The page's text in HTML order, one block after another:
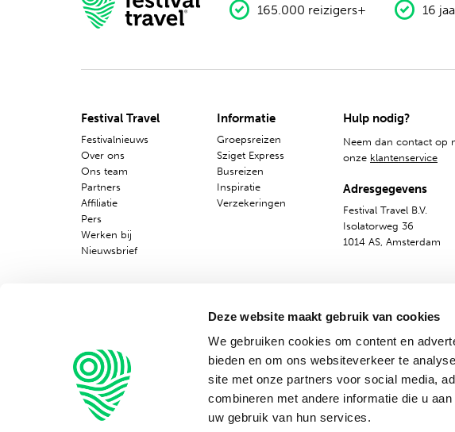
Deze website maakt gebruik van cookies
We gebruiken cookies om content en
bieden en om ons websiteverkeer te
site met onze partners voor social media,
combineren met andere informatie die u
uw gebruik van hun services.
Contact
Engels
165.000 reizigers+ 16
Festival Travel
Festivalnieuws
Over ons
Ons team
Partners
Affiliatie
Pers
Werken bij
Nieuwsbrief
Informatie
Groepsreizen
Sziget Express
Busreizen
Inspiratie
Verzekeringen
Hulp nodig?
Neem dan contact op
onze klantenservice
Adresgegevens
Festival Travel B.V.
Isolatorweg 36
1014 AS, Amsterdam
Algemene voorwaarden